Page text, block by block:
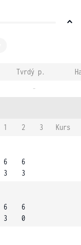
Tvrdý p.
-
1 2 3
Kurs
6
3
6
3
6
3
6
0